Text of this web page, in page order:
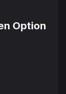
Option